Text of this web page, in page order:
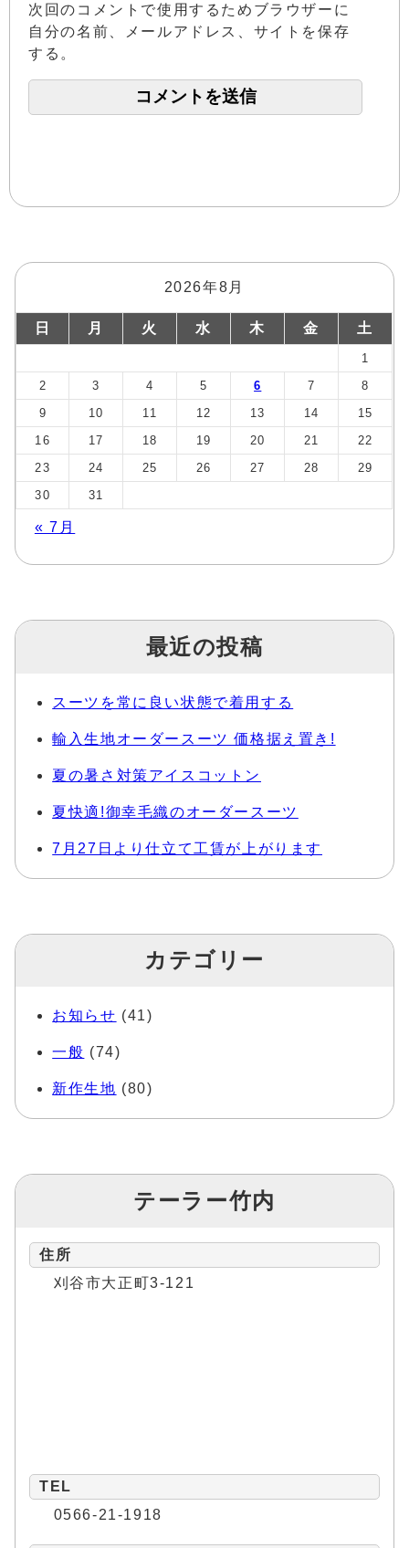
次回のコメントで使用するためブラウザーに
自分の名前、メールアドレス、サイトを保存
する。
2026年8月
日 月 火 水 木 金 土
1
2
3 4 5 6 7
8
9
10 11 12 13 14
15
16
17 18 19 20 21
22
23
24 25 26 27 28
29
30
31
« 7月
最近の投稿
スーツを常に良い状態で着用する
輸入生地オーダースーツ 価格据え置き!
夏の暑さ対策アイスコットン
夏快適!御幸毛織のオーダースーツ
7月27日より仕立て工賃が上がります
カテゴリー
お知らせ (41)
一般 (74)
新作生地 (80)
テーラー竹内
住所
刈谷市大正町3-121
TEL
0566-21-1918